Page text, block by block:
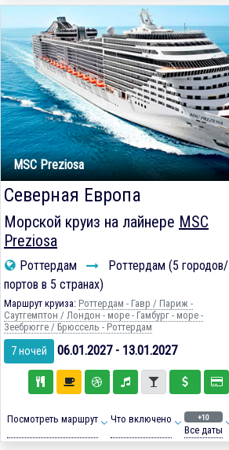
MSC Preziosa
Северная Европа
Морской круиз на лайнере MSC
Preziosa
Роттердам
Роттердам (5 городов/
портов в 5 странах)
Маршрут круиза: Роттердам - Гавр / Париж -
Саутгемптон / Лондон - море - Гамбург - море -
Зеебрюгге / Брюссель - Роттердам
7 ночей 06.01.2027 - 13.01.2027
Посмотреть маршрут Что включено +10
Все даты